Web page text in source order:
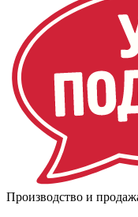
Производство и